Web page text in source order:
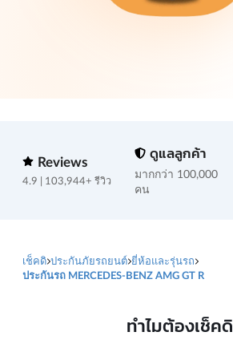
Reviews
4.9 | 103,944+ รีวิว
ดูแลลูกค้า
มากกว่า 100,000
คน
เช็คดิ ประกันภัยรถยนต์ ยี่ห้อและรุ่นรถ
ประกันรถ MERCEDES-BENZ AMG GT R
ทำไมต้องเช็คดิ